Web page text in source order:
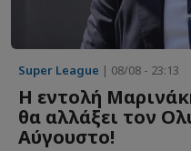
Super League | 08/08 - 23:13
Η εντολή
θα αλλάξει τον
Αύγουστο!